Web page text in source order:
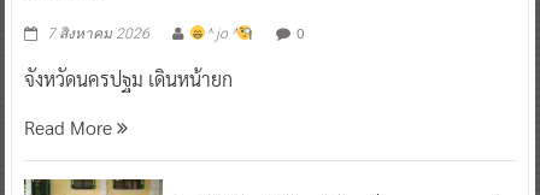
7 สิงหาคม 2026 ^ jo ^ 0
จังหวัดนครปฐม เดินหน้ายก
Read More